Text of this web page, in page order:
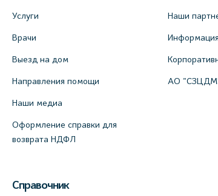
Услуги
Врачи
Выезд на дом
Направления помощи
Наши медиа
Оформление справки для
возврата НДФЛ
Справочник
Наши
АО